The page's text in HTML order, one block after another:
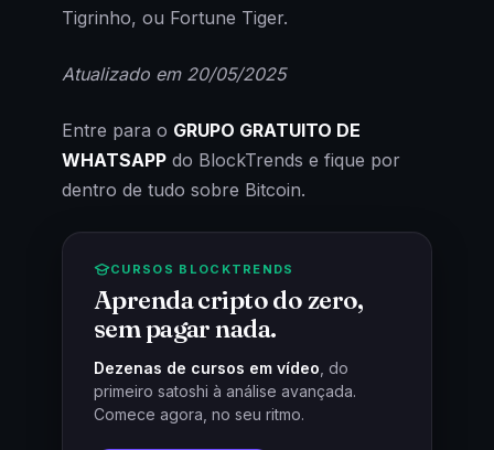
Tigrinho, ou Fortune Tiger.
Atualizado em 20/05/2025
Entre para o GRUPO GRATUITO DE
WHATSAPP do BlockTrends e fique por
dentro de tudo sobre Bitcoin.
CURSOS BLOCKTRENDS
Aprenda cripto do zero,
sem pagar nada.
Dezenas de cursos em vídeo , do
primeiro satoshi à análise avançada.
Comece agora, no seu ritmo.